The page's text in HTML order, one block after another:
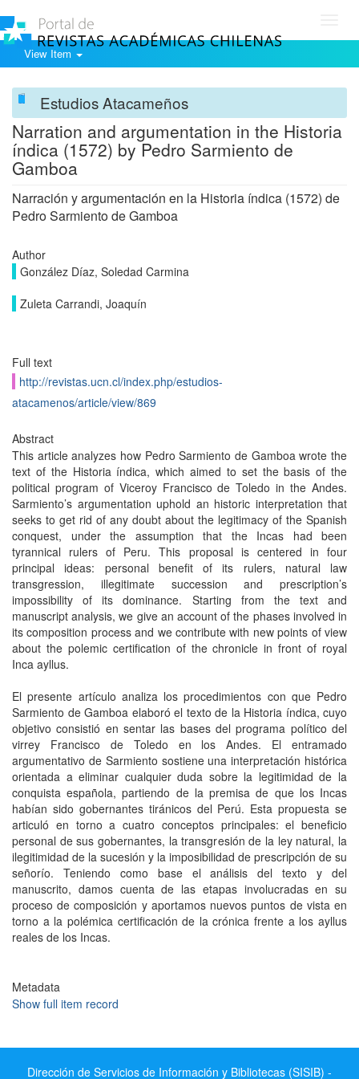
View Item
Estudios Atacameños
Narration and argumentation in the Historia
índica (1572) by Pedro Sarmiento de
Gamboa
Narración y argumentación en la Historia índica (1572) de
Pedro Sarmiento de Gamboa
Author
González Díaz, Soledad Carmina
Zuleta Carrandi, Joaquín
Full text
http://revistas.ucn.cl/index.php/estudios-
atacamenos/article/view/869
Abstract
This article analyzes how Pedro Sarmiento de Gamboa wrote the
text of the Historia índica, which aimed to set the basis of the
political program of Viceroy Francisco de Toledo in the Andes.
Sarmiento’s argumentation uphold an historic interpretation that
seeks to get rid of any doubt about the legitimacy of the Spanish
conquest, under the assumption that the Incas had been
tyrannical rulers of Peru. This proposal is centered in four
principal ideas: personal benefit of its rulers, natural law
transgression, illegitimate succession and prescription’s
impossibility of its dominance. Starting from the text and
manuscript analysis, we give an account of the phases involved in
its composition process and we contribute with new points of view
about the polemic certification of the chronicle in front of royal
Inca ayllus.
El presente artículo analiza los procedimientos con que Pedro
Sarmiento de Gamboa elaboró el texto de la Historia índica, cuyo
objetivo consistió en sentar las bases del programa político del
virrey Francisco de Toledo en los Andes. El entramado
argumentativo de Sarmiento sostiene una interpretación histórica
orientada a eliminar cualquier duda sobre la legitimidad de la
conquista española, partiendo de la premisa de que los Incas
habían sido gobernantes tiránicos del Perú. Esta propuesta se
articuló en torno a cuatro conceptos principales: el beneficio
personal de sus gobernantes, la transgresión de la ley natural, la
ilegitimidad de la sucesión y la imposibilidad de prescripción de su
señorío. Teniendo como base el análisis del texto y del
manuscrito, damos cuenta de las etapas involucradas en su
proceso de composición y aportamos nuevos puntos de vista en
torno a la polémica certificación de la crónica frente a los ayllus
reales de los Incas.
Metadata
Show full item record
Dirección de Servicios de Información y Bibliotecas (SISIB) -